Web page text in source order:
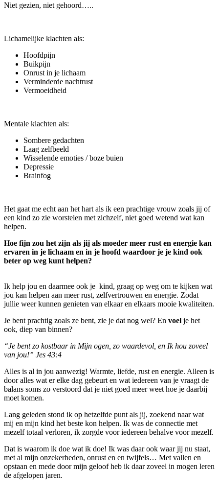
Niet gezien, niet gehoord…..
Lichamelijke klachten als:
Hoofdpijn
Buikpijn
Onrust in je lichaam
Verminderde nachtrust
Vermoeidheid
Mentale klachten als:
Sombere gedachten
Laag zelfbeeld
Wisselende emoties / boze buien
Depressie
Brainfog
Het gaat me echt aan het hart als ik een prachtige vrouw zoals jij of
een kind zo zie worstelen met zichzelf, niet goed wetend wat kan
helpen.
Hoe fijn zou het zijn als jij als moeder meer rust en energie kan
ervaren in je lichaam en in je hoofd waardoor je je kind ook
beter op weg kunt helpen?
Ik help jou en daarmee ook je kind, graag op weg om te kijken wat
jou kan helpen aan meer rust, zelfvertrouwen en energie. Zodat
jullie weer kunnen genieten van elkaar en elkaars mooie kwaliteiten.
Je bent prachtig zoals ze bent, zie je dat nog wel? En voel je het
ook, diep van binnen?
“Je bent zo kostbaar in Mijn ogen, zo waardevol, en Ik hou zoveel
van jou!” Jes 43:4
Alles is al in jou aanwezig! Warmte, liefde, rust en energie. Alleen is
door alles wat er elke dag gebeurt en wat iedereen van je vraagt de
balans soms zo verstoord dat je niet goed meer weet hoe je daarbij
moet komen.
Lang geleden stond ik op hetzelfde punt als jij, zoekend naar wat
mij en mijn kind het beste kon helpen. Ik was de connectie met
mezelf totaal verloren, ik zorgde voor iedereen behalve voor mezelf.
Dat is waarom ik doe wat ik doe! Ik was daar ook waar jij nu staat,
met al mijn onzekerheden, onrust en en twijfels… Met vallen en
opstaan en mede door mijn geloof heb ik daar zoveel in mogen leren
de afgelopen jaren.